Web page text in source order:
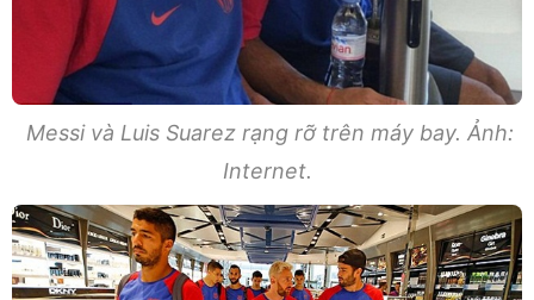
Messi và Luis Suarez rạng rỡ trên máy bay. Ảnh:
Internet.